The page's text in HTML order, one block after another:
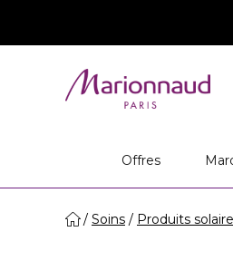
Offres
Soins Produits